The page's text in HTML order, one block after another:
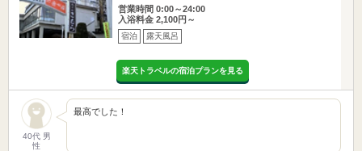
営業時間 0:00～24:00
入浴料金 2,100円～
宿泊 露天風呂
楽天トラベルの宿泊プランを見る
40代 男
性
最高でした！